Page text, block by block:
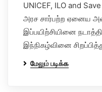
UNICEF, ILO and
அரச சார்பற்ற ஏனைய
இப்பயிற்சியினை
இந்நிகழ்வினை
மேலும் படிக்க